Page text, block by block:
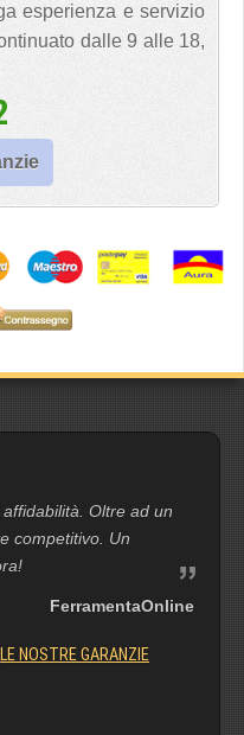
esperienza e servizio
dalle 9 alle 18,
Oltre ad un
competitivo. Un
FerramentaOnline
LE NOSTRE GARANZIE